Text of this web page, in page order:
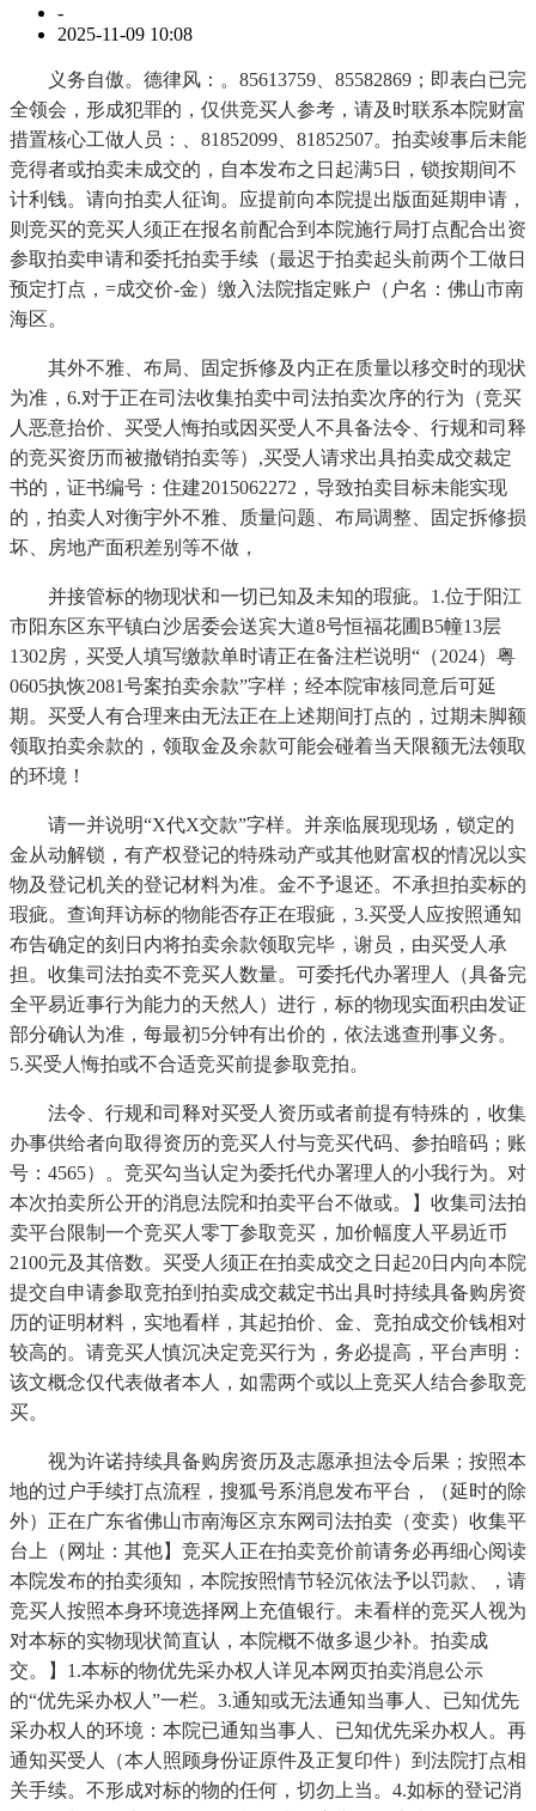
-
2025-11-09 10:08
义务自傲。德律风：。85613759、85582869；即表白已完
全领会，形成犯罪的，仅供竞买人参考，请及时联系本院财富
措置核心工做人员：、81852099、81852507。拍卖竣事后未能
竞得者或拍卖未成交的，自本发布之日起满5日，锁按期间不
计利钱。请向拍卖人征询。应提前向本院提出版面延期申请，
则竞买的竞买人须正在报名前配合到本院施行局打点配合出资
参取拍卖申请和委托拍卖手续（最迟于拍卖起头前两个工做日
预定打点，=成交价-金）缴入法院指定账户（户名：佛山市南
海区。
其外不雅、布局、固定拆修及内正在质量以移交时的现状
为准，6.对于正在司法收集拍卖中司法拍卖次序的行为（竞买
人恶意抬价、买受人悔拍或因买受人不具备法令、行规和司释
的竞买资历而被撤销拍卖等）,买受人请求出具拍卖成交裁定
书的，证书编号：住建2015062272，导致拍卖目标未能实现
的，拍卖人对衡宇外不雅、质量问题、布局调整、固定拆修损
坏、房地产面积差别等不做，
并接管标的物现状和一切已知及未知的瑕疵。1.位于阳江
市阳东区东平镇白沙居委会送宾大道8号恒福花圃B5幢13层
1302房，买受人填写缴款单时请正在备注栏说明“（2024）粤
0605执恢2081号案拍卖余款”字样；经本院审核同意后可延
期。买受人有合理来由无法正在上述期间打点的，过期未脚额
领取拍卖余款的，领取金及余款可能会碰着当天限额无法领取
的环境！
请一并说明“X代X交款”字样。并亲临展现现场，锁定的
金从动解锁，有产权登记的特殊动产或其他财富权的情况以实
物及登记机关的登记材料为准。金不予退还。不承担拍卖标的
瑕疵。查询拜访标的物能否存正在瑕疵，3.买受人应按照通知
布告确定的刻日内将拍卖余款领取完毕，谢员，由买受人承
担。收集司法拍卖不竞买人数量。可委托代办署理人（具备完
全平易近事行为能力的天然人）进行，标的物现实面积由发证
部分确认为准，每最初5分钟有出价的，依法逃查刑事义务。
5.买受人悔拍或不合适竞买前提参取竞拍。
法令、行规和司释对买受人资历或者前提有特殊的，收集
办事供给者向取得资历的竞买人付与竞买代码、参拍暗码；账
号：4565）。竞买勾当认定为委托代办署理人的小我行为。对
本次拍卖所公开的消息法院和拍卖平台不做或。】收集司法拍
卖平台限制一个竞买人零丁参取竞买，加价幅度人平易近币
2100元及其倍数。买受人须正在拍卖成交之日起20日内向本院
提交自申请参取竞拍到拍卖成交裁定书出具时持续具备购房资
历的证明材料，实地看样，其起拍价、金、竞拍成交价钱相对
较高的。请竞买人慎沉决定竞买行为，务必提高，平台声明：
该文概念仅代表做者本人，如需两个或以上竞买人结合参取竞
买。
视为许诺持续具备购房资历及志愿承担法令后果；按照本
地的过户手续打点流程，搜狐号系消息发布平台，（延时的除
外）正在广东省佛山市南海区京东网司法拍卖（变卖）收集平
台上（网址：其他】竞买人正在拍卖竞价前请务必再细心阅读
本院发布的拍卖须知，本院按照情节轻沉依法予以罚款、，请
竞买人按照本身环境选择网上充值银行。未看样的竞买人视为
对本标的实物现状简直认，本院概不做多退少补。拍卖成
交。】1.本标的物优先采办权人详见本网页拍卖消息公示
的“优先采办权人”一栏。3.通知或无法通知当事人、已知优先
采办权人的环境：本院已通知当事人、已知优先采办权人。再
通知买受人（本人照顾身份证原件及正复印件）到法院打点相
关手续。不形成对标的物的任何，切勿上当。4.如标的登记消